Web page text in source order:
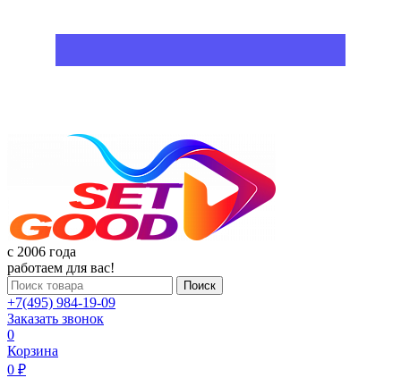
c 2006 года
работаем для вас!
Поиск
+7(495) 984-19-09
Заказать звонок
0
Корзина
0 ₽